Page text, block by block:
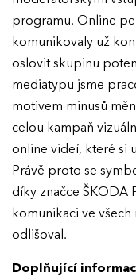
programu. Online
komunikovaly už
oslovit skupinu
mediatypu jsme
motivem minusů
celou kampaň
online videí, které si
Právě proto se
díky značce ŠKODA
komunikaci ve
odlišoval.
Doplňující